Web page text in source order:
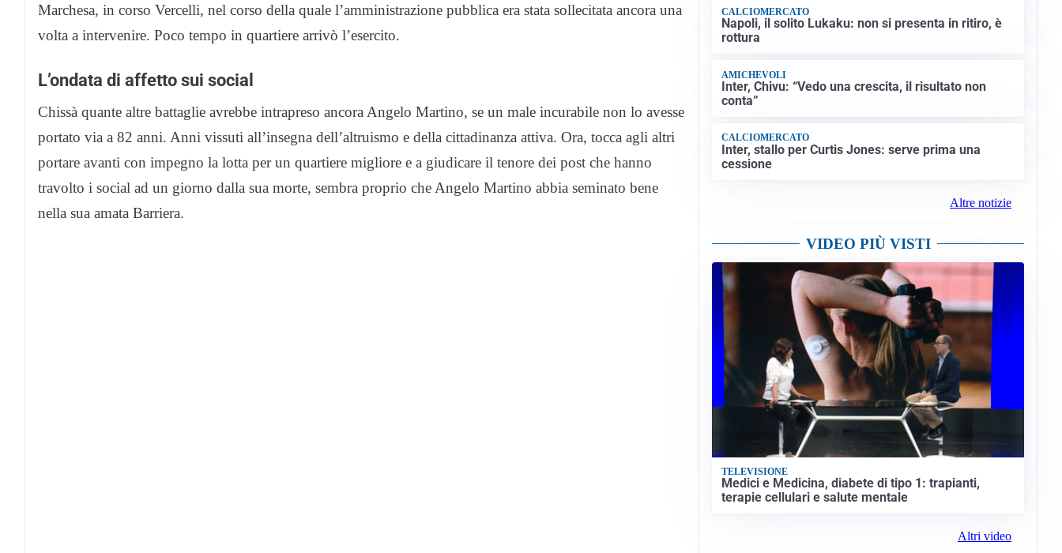
Marchesa, in corso Vercelli, nel corso della quale l’amministrazione pubblica era stata sollecitata ancora una
volta a intervenire. Poco tempo in quartiere arrivò l’esercito.
L’ondata di affetto sui social
Chissà quante altre battaglie avrebbe intrapreso ancora Angelo Martino, se un male incurabile non lo avesse
portato via a 82 anni. Anni vissuti all’insegna dell’altruismo e della cittadinanza attiva. Ora, tocca agli altri
portare avanti con impegno la lotta per un quartiere migliore e a giudicare il tenore dei post che hanno
travolto i social ad un giorno dalla sua morte, sembra proprio che Angelo Martino abbia seminato bene
nella sua amata Barriera.
CALCIOMERCATO
Napoli, il solito Lukaku: non si presenta in ritiro, è
rottura
AMICHEVOLI
Inter, Chivu: “Vedo una crescita, il risultato non
conta”
CALCIOMERCATO
Inter, stallo per Curtis Jones: serve prima una
cessione
Altre notizie
VIDEO PIÙ VISTI
TELEVISIONE
Medici e Medicina, diabete di tipo 1: trapianti,
terapie cellulari e salute mentale
Altri video